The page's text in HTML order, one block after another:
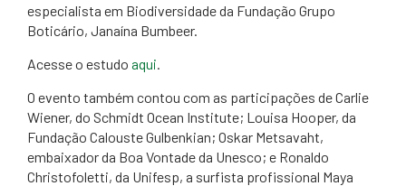
especialista em Biodiversidade da Fundação Grupo
Boticário, Janaína Bumbeer.
Acesse o estudo aqui.
O evento também contou com as participações de Carlie
Wiener, do Schmidt Ocean Institute; Louisa Hooper, da
Fundação Calouste Gulbenkian; Oskar Metsavaht,
embaixador da Boa Vontade da Unesco; e Ronaldo
Christofoletti, da Unifesp, a surfista profissional Maya